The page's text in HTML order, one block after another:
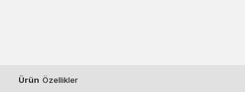
Ürün Özellikler